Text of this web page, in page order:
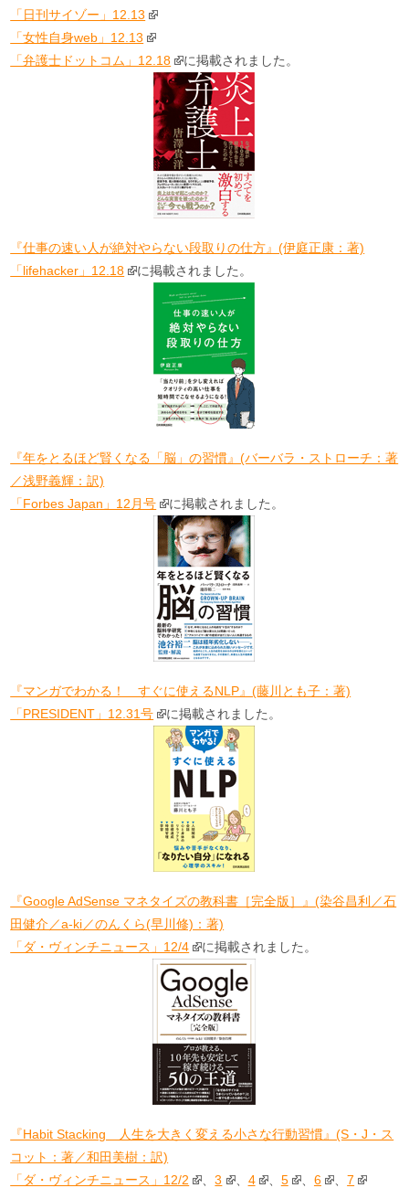
「日刊サイゾー」12.13
「女性自身web」12.13
「弁護士ドットコム」12.18
に掲載されました。
『仕事の速い人が絶対やらない段取りの仕方』(伊庭正康：著)
「lifehacker」12.18
に掲載されました。
『年をとるほど賢くなる「脳」の習慣』(バーバラ・ストローチ：著
／浅野義輝：訳)
「Forbes Japan」12月号
に掲載されました。
『マンガでわかる！ すぐに使えるNLP』(藤川とも子：著)
「PRESIDENT」12.31号
に掲載されました。
『Google AdSense マネタイズの教科書［完全版］』(染谷昌利／石
田健介／a-ki／のんくら(早川修)：著)
「ダ・ヴィンチニュース」12/4
に掲載されました。
『Habit Stacking 人生を大きく変える小さな行動習慣』(S・J・ス
コット：著／和田美樹：訳)
「ダ・ヴィンチニュース」12/2
、3 、 4 、 5 、 6 、7